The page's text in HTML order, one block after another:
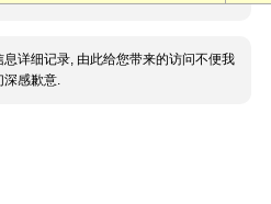
息详细记录, 由此给您带来的访问不便我
深感歉意.